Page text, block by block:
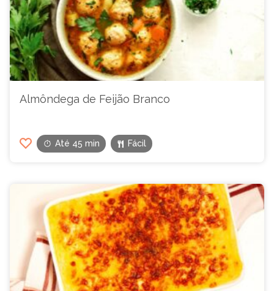
Almôndega de Feijão Branco
Até 45 min Fácil